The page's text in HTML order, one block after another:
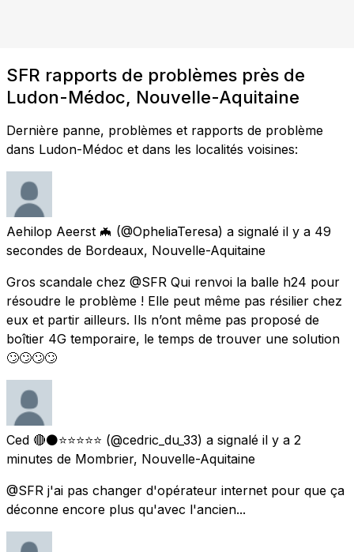
SFR rapports de problèmes près de
Ludon-Médoc, Nouvelle-Aquitaine
Dernière panne, problèmes et rapports de problème
dans Ludon-Médoc et dans les localités voisines:
Aehilop Aeerst 🦇 (@OpheliaTeresa) a signalé il y a 49
secondes de Bordeaux, Nouvelle-Aquitaine
Gros scandale chez @SFR Qui renvoi la balle h24 pour
résoudre le problème ! Elle peut même pas résilier chez
eux et partir ailleurs. Ils n’ont même pas proposé de
boîtier 4G temporaire, le temps de trouver une solution
🙄🙄🙄🙄
Ced 🔴⚫⭐⭐⭐⭐⭐ (@cedric_du_33) a signalé il y a 2
minutes de Mombrier, Nouvelle-Aquitaine
@SFR j'ai pas changer d'opérateur internet pour que ça
déconne encore plus qu'avec l'ancien...